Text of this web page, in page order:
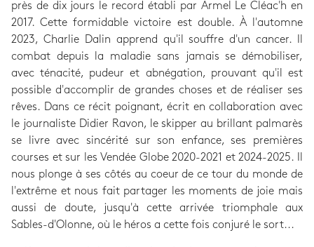
près de dix jours le record établi par Armel Le Cléac'h en
2017. Cette formidable victoire est double. À l'automne
2023, Charlie Dalin apprend qu'il souffre d'un cancer. Il
combat depuis la maladie sans jamais se démobiliser,
avec ténacité, pudeur et abnégation, prouvant qu'il est
possible d'accomplir de grandes choses et de réaliser ses
rêves. Dans ce récit poignant, écrit en collaboration avec
le journaliste Didier Ravon, le skipper au brillant palmarès
se livre avec sincérité sur son enfance, ses premières
courses et sur les Vendée Globe 2020-2021 et 2024-2025. Il
nous plonge à ses côtés au coeur de ce tour du monde de
l'extrême et nous fait partager les moments de joie mais
aussi de doute, jusqu'à cette arrivée triomphale aux
Sables-d'Olonne, où le héros a cette fois conjuré le sort...